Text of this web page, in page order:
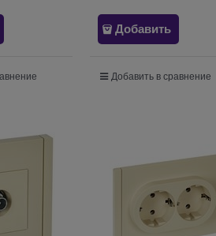
Добавить
Добавить в сравнение